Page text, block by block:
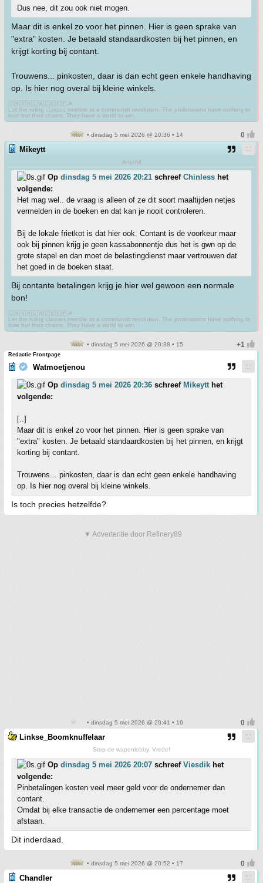
Dus nee, dit zou ook niet mogen.
Maar dit is enkel zo voor het pinnen. Hier is geen sprake van
"extra" kosten. Je betaald standaardkosten bij het pinnen, en
krijgt korting bij contant.
Trouwens... pinkosten, daar is dan echt geen enkele handhaving
op. Is hier nog overal bij kleine winkels.
🇨🇳🇻🇳🇱🇦🇨🇺🇰🇵☭
Let the ruling classes tremble at a communist revolution. The proletarians have nothing to
lose but their chains. They have a world to win.
• dinsdag 5 mei 2026 @ 20:36 • 14
Mikeytt
Any/All
Op dinsdag 5 mei 2026 20:21 schreef Chinless het
volgende:
Het mag wel.. de vraag is alleen of ze dit soort maaltijden netjes
vermelden in de boeken en dat kan je nooit controleren.
Bij de lokale frietkot is dat hier ook. Contant is de voorkeur maar
ook bij pinnen krijg je geen kassabonnentje dus het is gwn op de
grote stapel en dan moet de belastingdienst maar vertrouwen dat
het goed in de boeken staat.
Bij contante betalingen krijg je hier wel gewoon een normale
bon!
🇨🇳🇻🇳🇱🇦🇨🇺🇰🇵☭
Let the ruling classes tremble at a communist revolution. The proletarians have nothing to
lose but their chains. They have a world to win.
• dinsdag 5 mei 2026 @ 20:38 • 15
Redactie Frontpage
Watmoetjenou
Op dinsdag 5 mei 2026 20:36 schreef Mikeytthet
volgende:
[..]
Maar dit is enkel zo voor het pinnen. Hier is geen sprake van
"extra" kosten. Je betaald standaardkosten bij het pinnen, en krijgt
korting bij contant.
Trouwens... pinkosten, daar is dan echt geen enkele handhaving
op. Is hier nog overal bij kleine winkels.
Is toch precies hetzelfde?
▼ Advertentie door Refinery89
• dinsdag 5 mei 2026 @ 20:41 • 16
Linkse_Boomknuffelaar
Stop de wapenlobby. Vrede!
Op dinsdag 5 mei 2026 20:07 schreef Viesdik het
volgende:
Pinbetalingen kosten veel meer geld voor de ondernemer dan
contant.
Omdat bij elke transactie de ondernemer een percentage moet
afstaan.
Dit inderdaad.
• dinsdag 5 mei 2026 @ 20:52 • 17
Chandler